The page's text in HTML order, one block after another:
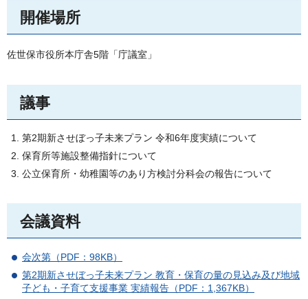
開催場所
佐世保市役所本庁舎5階「庁議室」
議事
第2期新させぼっ子未来プラン 令和6年度実績について
保育所等施設整備指針について
公立保育所・幼稚園等のあり方検討分科会の報告について
会議資料
会次第（PDF：98KB）
第2期新させぼっ子未来プラン 教育・保育の量の見込み及び地域
子ども・子育て支援事業 実績報告（PDF：1,367KB）